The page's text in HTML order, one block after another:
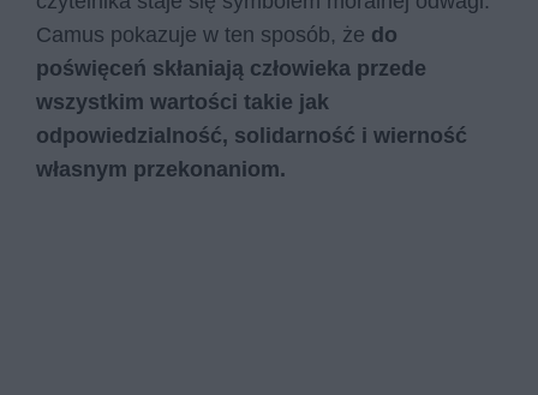
Camus pokazuje w ten sposób, że do
poświęceń skłaniają człowieka przede
wszystkim wartości takie jak
odpowiedzialność, solidarność i wierność
własnym przekonaniom.